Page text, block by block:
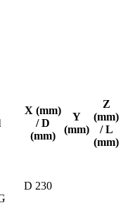
X (mm)
/ D
(mm)
Y
(mm)
Z
(mm)
/ L
(mm)
D 230